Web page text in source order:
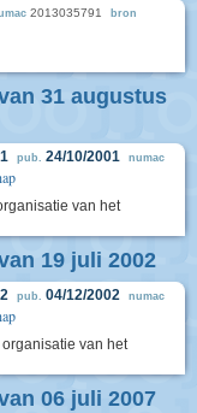
2013035791 bron
31 augustus
pub. 24/10/2001 numac
van het
19 juli 2002
pub. 04/12/2002 numac
van het
06 juli 2007